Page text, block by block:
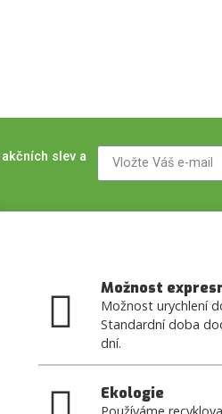
slev a
Možnost
Možnost urychlení
Standardní doba
dní.
Ekologie
Používáme